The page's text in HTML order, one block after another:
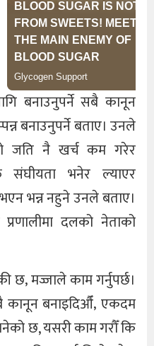
बनाउनुपर्ने सबै कानून
बनाउनुपर्ने बताए। उनले
जति नै खर्च कम गरेर
संघीयता भनेर ल्याएर
भन्न नहुने उनले बताए।
दलको नेताको
छ‚ मज्जाले काम गर्नुपर्छ।
कानून बनाइदिऔँ‚ एकदम
छ, यसरी काम गरौँ कि